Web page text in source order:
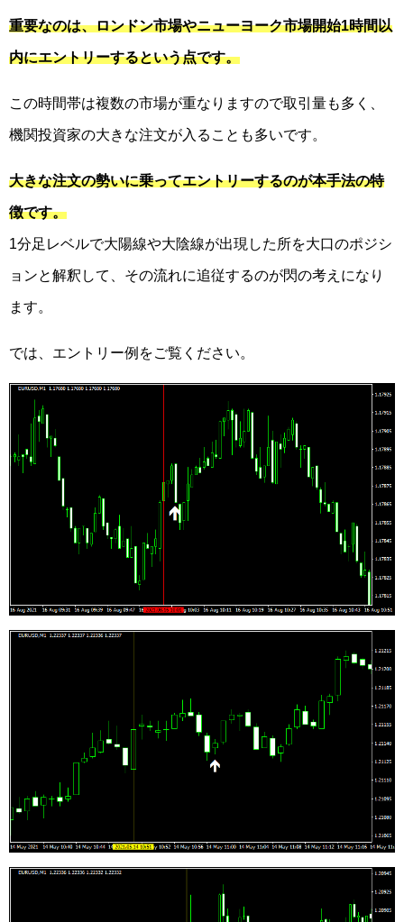
重要なのは、ロンドン市場やニューヨーク市場開始1時間以
内にエントリーするという点です。
この時間帯は複数の市場が重なりますので取引量も多く、
機関投資家の大きな注文が入ることも多いです。
大きな注文の勢いに乗ってエントリーするのが本手法の特
徴です。
1分足レベルで大陽線や大陰線が出現した所を大口のポジシ
ョンと解釈して、その流れに追従するのが閃の考えになり
ます。
では、エントリー例をご覧ください。